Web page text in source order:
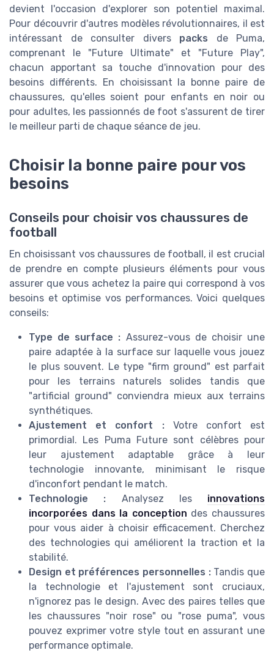
devient l'occasion d'explorer son potentiel maximal.
Pour découvrir d'autres modèles révolutionnaires, il est
intéressant de consulter divers packs de Puma,
comprenant le "Future Ultimate" et "Future Play",
chacun apportant sa touche d'innovation pour des
besoins différents. En choisissant la bonne paire de
chaussures, qu'elles soient pour enfants en noir ou
pour adultes, les passionnés de foot s'assurent de tirer
le meilleur parti de chaque séance de jeu.
Choisir la bonne paire pour vos
besoins
Conseils pour choisir vos chaussures de
football
En choisissant vos chaussures de football, il est crucial
de prendre en compte plusieurs éléments pour vous
assurer que vous achetez la paire qui correspond à vos
besoins et optimise vos performances. Voici quelques
conseils:
Type de surface : Assurez-vous de choisir une
paire adaptée à la surface sur laquelle vous jouez
le plus souvent. Le type "firm ground" est parfait
pour les terrains naturels solides tandis que
"artificial ground" conviendra mieux aux terrains
synthétiques.
Ajustement et confort :Votre confort est
primordial. Les Puma Future sont célèbres pour
leur ajustement adaptable grâce à leur
technologie innovante, minimisant le risque
d'inconfort pendant le match.
Technologie : Analysez les innovations
incorporées dans la conception des chaussures
pour vous aider à choisir efficacement. Cherchez
des technologies qui améliorent la traction et la
stabilité.
Design et préférences personnelles :Tandis que
la technologie et l'ajustement sont cruciaux,
n'ignorez pas le design. Avec des paires telles que
les chaussures "noir rose" ou "rose puma", vous
pouvez exprimer votre style tout en assurant une
performance optimale.